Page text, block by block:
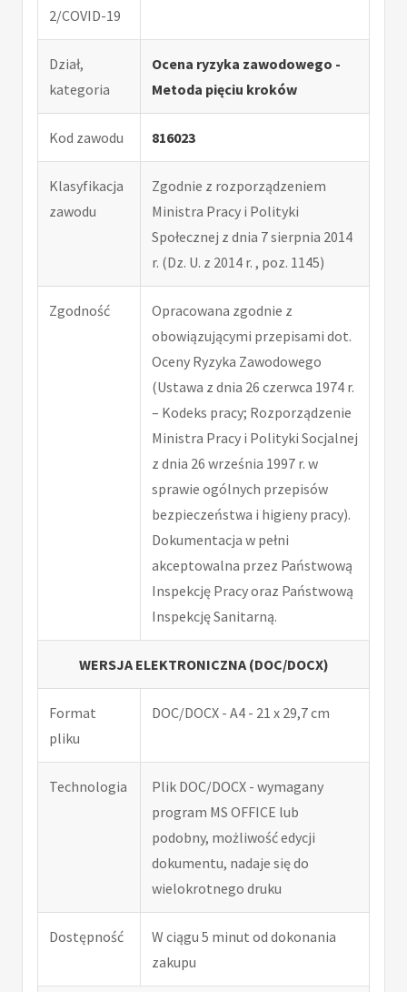
2/COVID-19
Dział,
kategoria
Ocena ryzyka zawodowego -
Metoda pięciu kroków
Kod zawodu 816023
Klasyfikacja
zawodu
Zgodnie z rozporządzeniem
Ministra Pracy i Polityki
Społecznej z dnia 7 sierpnia 2014
r. (Dz. U. z 2014 r. , poz. 1145)
Zgodność
Opracowana zgodnie z
obowiązującymi przepisami dot.
Oceny Ryzyka Zawodowego
(Ustawa z dnia 26 czerwca 1974 r.
– Kodeks pracy; Rozporządzenie
Ministra Pracy i Polityki Socjalnej
z dnia 26 września 1997 r. w
sprawie ogólnych przepisów
bezpieczeństwa i higieny pracy).
Dokumentacja w pełni
akceptowalna przez Państwową
Inspekcję Pracy oraz Państwową
Inspekcję Sanitarną.
WERSJA ELEKTRONICZNA (DOC/DOCX)
Format
pliku
DOC/DOCX - A4 - 21 x 29,7 cm
Technologia
Plik DOC/DOCX - wymagany
program MS OFFICE lub
podobny, możliwość edycji
dokumentu, nadaje się do
wielokrotnego druku
Dostępność
W ciągu 5 minut od dokonania
zakupu